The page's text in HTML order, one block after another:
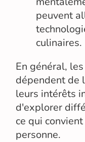
peuvent
culinaires.
En général,
dépendent de
leurs intérêts
d'explorer
ce qui
personne.